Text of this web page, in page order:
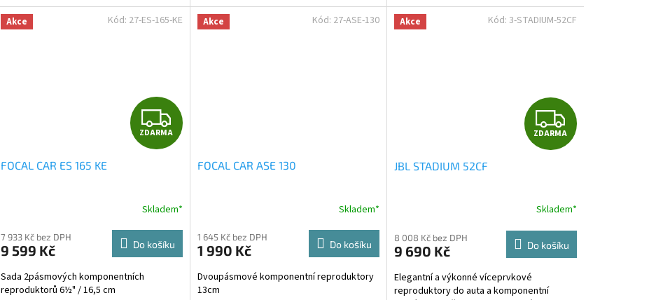
Akce
Z
D
R
M
A
ZDARMA
FOCAL CAR ES 165 KE
Skladem*
7 933 Kč bez DPH
9 599 Kč Do košíku
Sada 2pásmových komponentních
reproduktorů 6½" / 16,5 cm
Kód: 27-ES-165-KE Akce
FOCAL CAR ASE 130
Skladem*
1 645 Kč bez DPH
1 990 Kč Do košíku
Dvoupásmové komponentní reproduktory
13cm
Kód: 27-ASE-130 Akce
Z
D
R
M
A
ZDARMA
JBL STADIUM 52CF
Skladem*
8 008 Kč bez DPH
9 690 Kč Do košíku
Elegantní a výkonné víceprvkové
reproduktory do auta a komponentní
Kód: 3-STADIUM-52CF